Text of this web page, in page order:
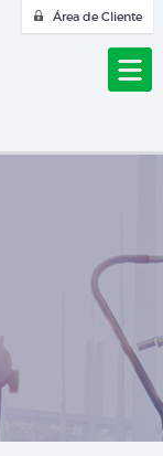
Área de Cliente